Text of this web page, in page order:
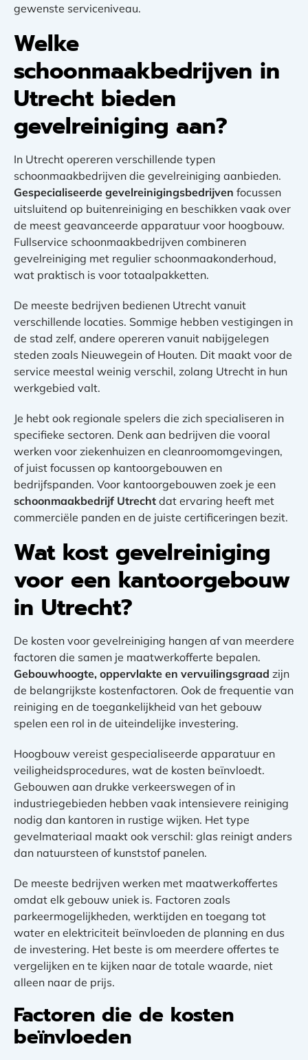
gewenste serviceniveau.
Welke
schoonmaakbedrijven in
Utrecht bieden
gevelreiniging aan?
In Utrecht opereren verschillende typen
schoonmaakbedrijven die gevelreiniging aanbieden.
Gespecialiseerde gevelreinigingsbedrijven focussen
uitsluitend op buitenreiniging en beschikken vaak over
de meest geavanceerde apparatuur voor hoogbouw.
Fullservice schoonmaakbedrijven combineren
gevelreiniging met regulier schoonmaakonderhoud,
wat praktisch is voor totaalpakketten.
De meeste bedrijven bedienen Utrecht vanuit
verschillende locaties. Sommige hebben vestigingen in
de stad zelf, andere opereren vanuit nabijgelegen
steden zoals Nieuwegein of Houten. Dit maakt voor de
service meestal weinig verschil, zolang Utrecht in hun
werkgebied valt.
Je hebt ook regionale spelers die zich specialiseren in
specifieke sectoren. Denk aan bedrijven die vooral
werken voor ziekenhuizen en cleanroomomgevingen,
of juist focussen op kantoorgebouwen en
bedrijfspanden. Voor kantoorgebouwen zoek je een
schoonmaakbedrijf Utrecht dat ervaring heeft met
commerciële panden en de juiste certificeringen bezit.
Wat kost gevelreiniging
voor een kantoorgebouw
in Utrecht?
De kosten voor gevelreiniging hangen af van meerdere
factoren die samen je maatwerkofferte bepalen.
Gebouwhoogte, oppervlakte en vervuilingsgraad zijn
de belangrijkste kostenfactoren. Ook de frequentie van
reiniging en de toegankelijkheid van het gebouw
spelen een rol in de uiteindelijke investering.
Hoogbouw vereist gespecialiseerde apparatuur en
veiligheidsprocedures, wat de kosten beïnvloedt.
Gebouwen aan drukke verkeerswegen of in
industriegebieden hebben vaak intensievere reiniging
nodig dan kantoren in rustige wijken. Het type
gevelmateriaal maakt ook verschil: glas reinigt anders
dan natuursteen of kunststof panelen.
De meeste bedrijven werken met maatwerkoffertes
omdat elk gebouw uniek is. Factoren zoals
parkeermogelijkheden, werktijden en toegang tot
water en elektriciteit beïnvloeden de planning en dus
de investering. Het beste is om meerdere offertes te
vergelijken en te kijken naar de totale waarde, niet
alleen naar de prijs.
Factoren die de kosten
beïnvloeden